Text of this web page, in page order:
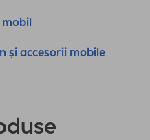
și accesorii mobile